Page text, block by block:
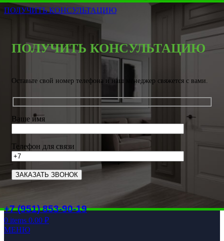
ПОЛУЧИТЬ КОНСУЛЬТАЦИЮ
ПОЛУЧИТЬ КОНСУЛЬТАЦИЮ
Оставьте свой номер телефона и наш менеджер свяжется с вами.
Ваше имя
Телефон для связи
+7 (951) 853-90-19
0 items 0.00 ₽
МЕНЮ